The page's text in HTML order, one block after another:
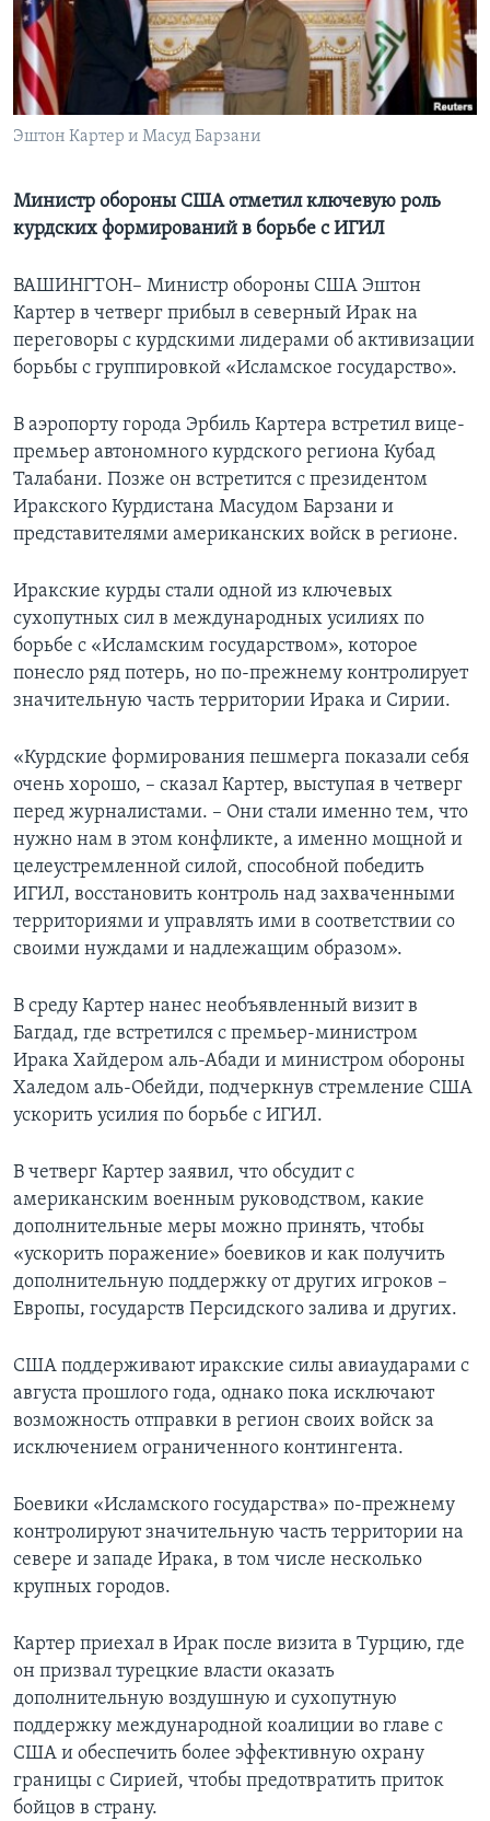
Learning English
СОЦИАЛЬНЫЕ СЕТИ
Языки
Эштон Картер и Масуд Барзани
Министр обороны США отметил ключевую роль
курдских формирований в борьбе с ИГИЛ
ВАШИНГТОН– Министр обороны США Эштон
Картер в четверг прибыл в северный Ирак на
переговоры с курдскими лидерами об активизации
борьбы с группировкой «Исламское государство».
В аэропорту города Эрбиль Картера встретил вице-
премьер автономного курдского региона Кубад
Талабани. Позже он встретится с президентом
Иракского Курдистана Масудом Барзани и
представителями американских войск в регионе.
Иракские курды стали одной из ключевых
сухопутных сил в международных усилиях по
борьбе с «Исламским государством», которое
понесло ряд потерь, но по-прежнему контролирует
значительную часть территории Ирака и Сирии.
«Курдские формирования пешмерга показали себя
очень хорошо, – сказал Картер, выступая в четверг
перед журналистами. – Они стали именно тем, что
нужно нам в этом конфликте, а именно мощной и
целеустремленной силой, способной победить
ИГИЛ, восстановить контроль над захваченными
территориями и управлять ими в соответствии со
своими нуждами и надлежащим образом».
В среду Картер нанес необъявленный визит в
Багдад, где встретился с премьер-министром
Ирака Хайдером аль-Абади и министром обороны
Халедом аль-Обейди, подчеркнув стремление США
ускорить усилия по борьбе с ИГИЛ.
В четверг Картер заявил, что обсудит с
американским военным руководством, какие
дополнительные меры можно принять, чтобы
«ускорить поражение» боевиков и как получить
дополнительную поддержку от других игроков –
Европы, государств Персидского залива и других.
США поддерживают иракские силы авиаударами с
августа прошлого года, однако пока исключают
возможность отправки в регион своих войск за
исключением ограниченного контингента.
Боевики «Исламского государства» по-прежнему
контролируют значительную часть территории на
севере и западе Ирака, в том числе несколько
крупных городов.
Картер приехал в Ирак после визита в Турцию, где
он призвал турецкие власти оказать
дополнительную воздушную и сухопутную
поддержку международной коалиции во главе с
США и обеспечить более эффективную охрану
границы с Сирией, чтобы предотвратить приток
бойцов в страну.